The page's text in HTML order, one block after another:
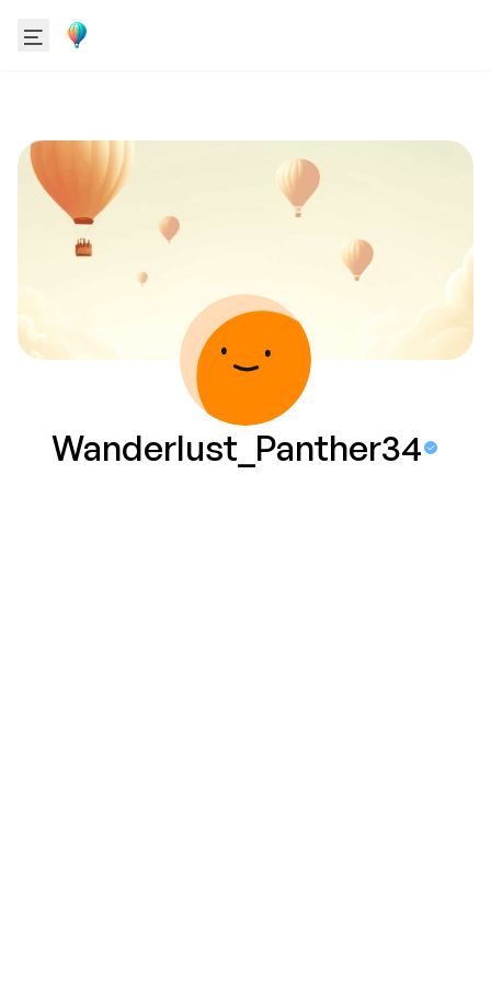
Wanderlust_Panther34